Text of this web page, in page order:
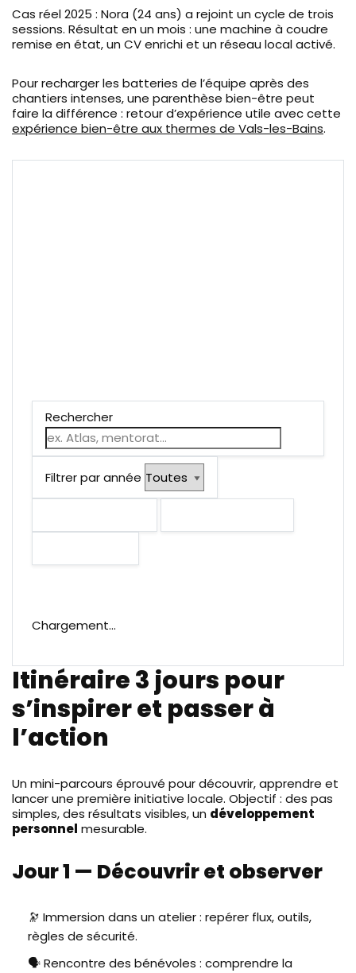
Cas réel 2025 : Nora (24 ans) a rejoint un cycle de trois
sessions. Résultat en un mois : une machine à coudre
remise en état, un CV enrichi et un réseau local activé.
Pour recharger les batteries de l’équipe après des
chantiers intenses, une parenthèse bien-être peut
faire la différence : retour d’expérience utile avec cette
expérience bien-être aux thermes de Vals-les-Bains.
Rechercher
Filtrer par année
Chargement…
Itinéraire 3 jours pour
s’inspirer et passer à
l’action
Un mini-parcours éprouvé pour découvrir, apprendre et
lancer une première initiative locale. Objectif : des pas
simples, des résultats visibles, un développement
personnel mesurable.
Jour 1 — Découvrir et observer
🔭 Immersion dans un atelier : repérer flux, outils,
règles de sécurité.
🗣️ Rencontre des bénévoles : comprendre la